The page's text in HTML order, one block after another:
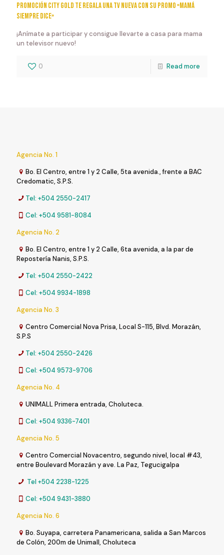
Promoción City Gold te regala una TV nueva con su promo «Mamá
siempre dice»
¡Anímate a participar y consigue llevarte a casa para mama
un televisor nuevo!
0 Read more
Agencia No. 1
Bo. El Centro, entre 1 y 2 Calle, 5ta avenida., frente a BAC
Credomatic, S.P.S.
Tel: +504 2550-2417
Cel: +504 9581-8084
Agencia No. 2
Bo. El Centro, entre 1 y 2 Calle, 6ta avenida, a la par de
Repostería Nanis, S.P.S.
Tel: +504 2550-2422
Cel: +504 9934-1898
Agencia No. 3
Centro Comercial Nova Prisa, Local S-115, Blvd. Morazán,
S.P.S
Tel: +504 2550-2426
Cel: +504 9573-9706
Agencia No. 4
UNIMALL Primera entrada, Choluteca.
Cel: +504 9336-7401
Agencia No. 5
Centro Comercial Novacentro, segundo nivel, local #43,
entre Boulevard Morazán y ave. La Paz, Tegucigalpa
Tel +504 2238-1225
Cel: +504 9431-3880
Agencia No. 6
Bo. Suyapa, carretera Panamericana, salida a San Marcos
de Colón, 200m de Unimall, Choluteca